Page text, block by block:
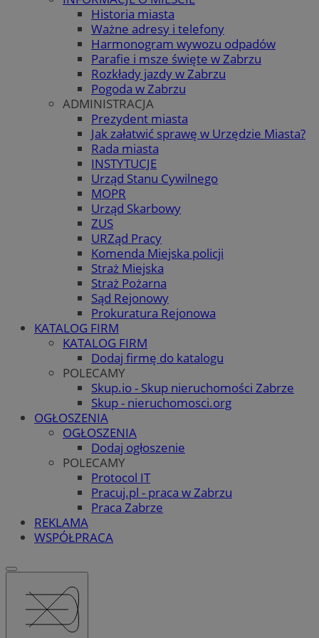
Historia miasta
Ważne adresy i telefony
Harmonogram wywozu odpadów
Parafie i msze święte w Zabrzu
Rozkłady jazdy w Zabrzu
Pogoda w Zabrzu
ADMINISTRACJA
Prezydent miasta
Jak załatwić sprawę w Urzędzie Miasta?
Rada miasta
INSTYTUCJE
Urząd Stanu Cywilnego
MOPR
Urząd Skarbowy
ZUS
URZąd Pracy
Komenda Miejska policji
Straż Miejska
Straż Pożarna
Sąd Rejonowy
Prokuratura Rejonowa
KATALOG FIRM
KATALOG FIRM
Dodaj firmę do katalogu
POLECAMY
Skup.io - Skup nieruchomości Zabrze
Skup - nieruchomosci.org
OGŁOSZENIA
OGŁOSZENIA
Dodaj ogłoszenie
POLECAMY
Protocol IT
Pracuj.pl - praca w Zabrzu
Praca Zabrze
REKLAMA
WSPÓŁPRACA